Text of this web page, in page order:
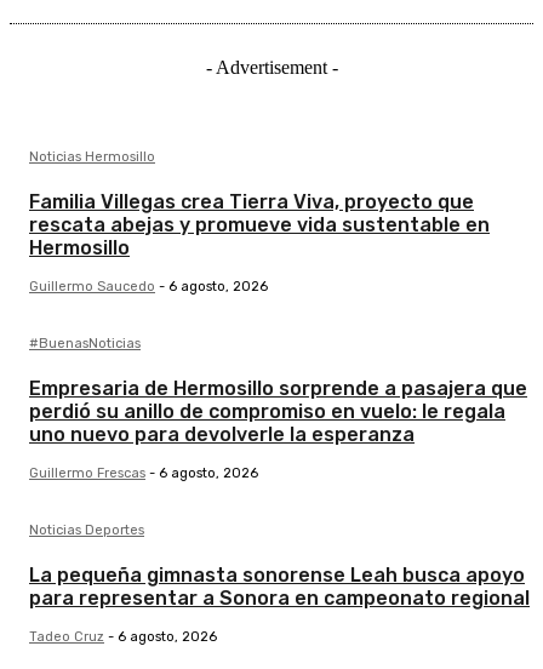
- Advertisement -
Noticias Hermosillo
Familia Villegas crea Tierra Viva, proyecto que
rescata abejas y promueve vida sustentable en
Hermosillo
Guillermo Saucedo - 6 agosto, 2026
#BuenasNoticias
Empresaria de Hermosillo sorprende a pasajera que
perdió su anillo de compromiso en vuelo: le regala
uno nuevo para devolverle la esperanza
Guillermo Frescas - 6 agosto, 2026
Noticias Deportes
La pequeña gimnasta sonorense Leah busca apoyo
para representar a Sonora en campeonato regional
Tadeo Cruz - 6 agosto, 2026